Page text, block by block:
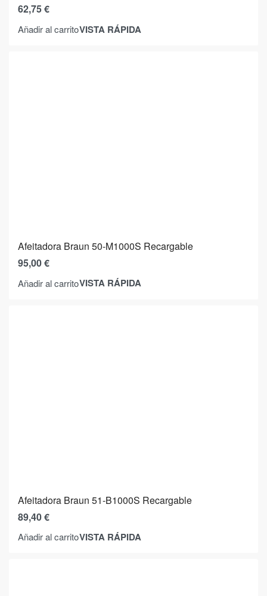
62,75€
Añadir al carritoVISTA RÁPIDA
Afeitadora Braun 50-M1000S Recargable
95,00€
Añadir al carritoVISTA RÁPIDA
Afeitadora Braun 51-B1000S Recargable
89,40€
Añadir al carritoVISTA RÁPIDA